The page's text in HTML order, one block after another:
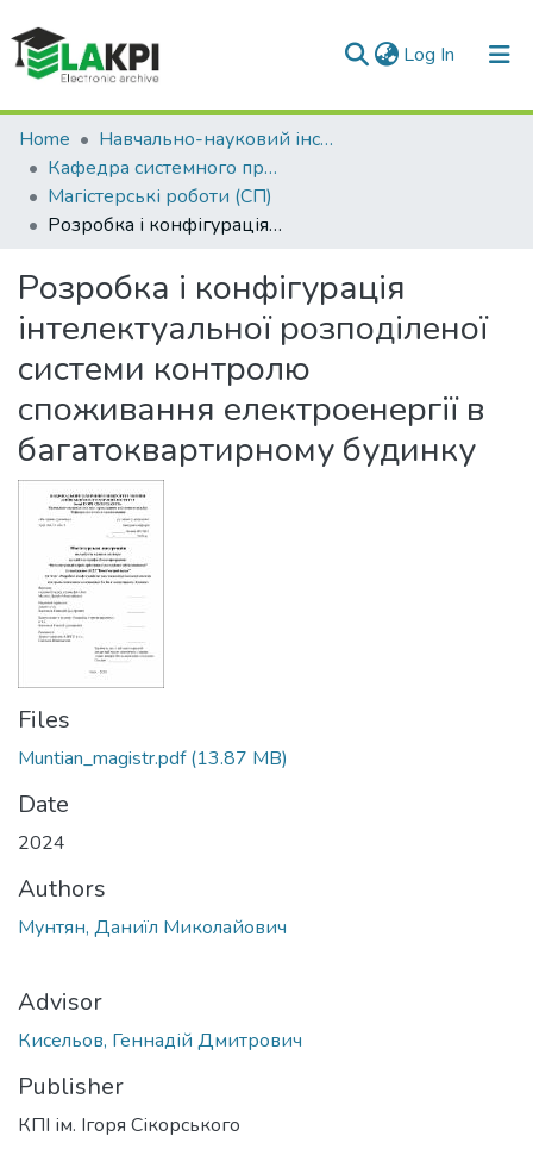
Log In (current)
Communities & Collections
All of DSpace
Statistics
Home
Навчально-науковий інститут прикладного системного аналізу (НН ІПСА)
Кафедра системного проектування (СП)
Магістерські роботи (СП)
Розробка і конфігурація інтелектуальної розподіленої системи контролю споживання електроенергії в багатоквартирному будинку
Розробка і конфігурація
інтелектуальної розподіленої
системи контролю
споживання електроенергії в
багатоквартирному будинку
Files
Muntian_magistr.pdf(13.87 MB)
Date
2024
Authors
Мунтян, Даниїл Миколайович
Advisor
Кисельов, Геннадій Дмитрович
Publisher
КПІ ім. Ігоря Сікорського